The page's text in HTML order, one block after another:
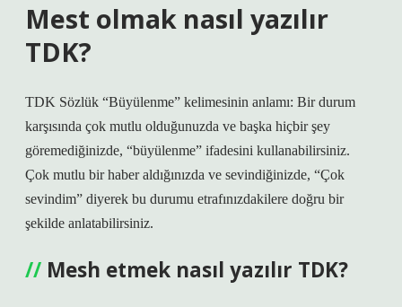
Mest olmak nasıl yazılır
TDK?
TDK Sözlük “Büyülenme” kelimesinin anlamı: Bir durum
karşısında çok mutlu olduğunuzda ve başka hiçbir şey
göremediğinizde, “büyülenme” ifadesini kullanabilirsiniz.
Çok mutlu bir haber aldığınızda ve sevindiğinizde, “Çok
sevindim” diyerek bu durumu etrafınızdakilere doğru bir
şekilde anlatabilirsiniz.
Mesh etmek nasıl yazılır TDK?